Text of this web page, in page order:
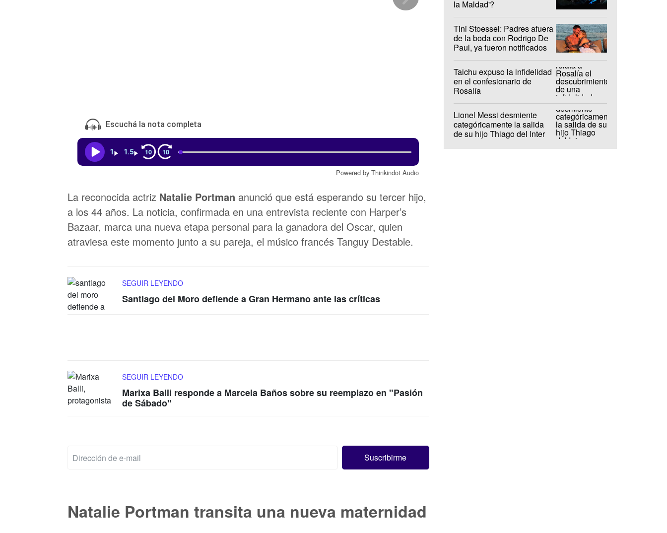
Escuchá la nota completa
1 1.5 10 10
Powered by Thinkindot Audio
La reconocida actriz Natalie Portman anunció que está esperando su tercer hijo,
a los 44 años. La noticia, confirmada en una entrevista reciente con Harper’s
Bazaar, marca una nueva etapa personal para la ganadora del Oscar, quien
atraviesa este momento junto a su pareja, el músico francés Tanguy Destable.
SEGUIR LEYENDO
Santiago del Moro defiende a Gran Hermano ante las críticas
SEGUIR LEYENDO
Marixa Balli responde a Marcela Baños sobre su reemplazo en "Pasión
de Sábado"
Natalie Portman transita una nueva maternidad
la Maldad'?
Tini Stoessel: Padres afuera
de la boda con Rodrigo De
Paul, ya fueron notificados
Taichu expuso la infidelidad
en el confesionario de
Rosalía
Lionel Messi desmiente
categóricamente la salida
de su hijo Thiago del Inter